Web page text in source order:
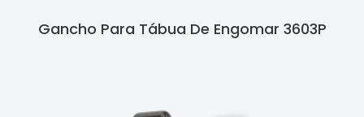
Gancho Para Tábua De Engomar 3603P